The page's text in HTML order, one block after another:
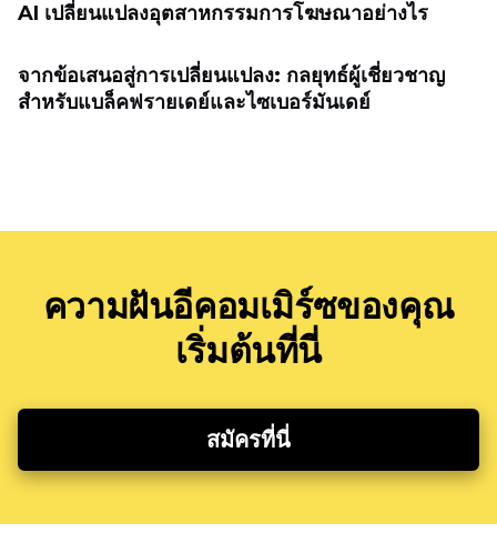
AI เปลี่ยนแปลงอุตสาหกรรมการโฆษณาอย่างไร
จากข้อเสนอสู่การเปลี่ยนแปลง: กลยุทธ์ผู้เชี่ยวชาญ
สำหรับแบล็คฟรายเดย์และไซเบอร์มันเดย์
ความฝันอีคอมเมิร์ซของคุณ
เริ่มต้นที่นี่
สมัครที่นี่